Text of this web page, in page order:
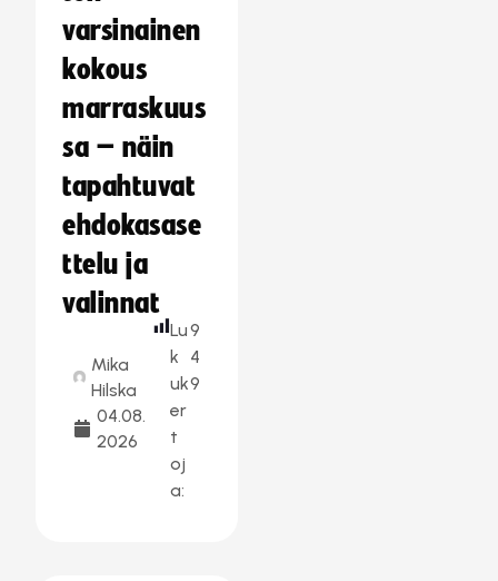
varsinainen
kokous
marraskuus
sa – näin
tapahtuvat
ehdokasase
ttelu ja
valinnat
Mika
Hilska
04.08.
2026
Lu
k
uk
er
t
oj
a:
9
4
9